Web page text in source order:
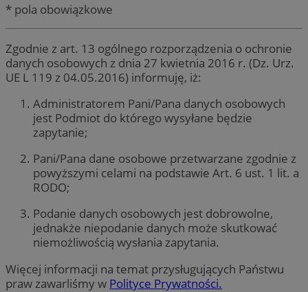
* pola obowiązkowe
Zgodnie z art. 13 ogólnego rozporządzenia o ochronie
danych osobowych z dnia 27 kwietnia 2016 r. (Dz. Urz.
UE L 119 z 04.05.2016) informuję, iż:
Administratorem Pani/Pana danych osobowych
jest Podmiot do którego wysyłane będzie
zapytanie;
Pani/Pana dane osobowe przetwarzane zgodnie z
powyższymi celami na podstawie Art. 6 ust. 1 lit. a
RODO;
Podanie danych osobowych jest dobrowolne,
jednakże niepodanie danych może skutkować
niemożliwością wysłania zapytania.
Więcej informacji na temat przysługujących Państwu
praw zawarliśmy w Polityce Prywatności.